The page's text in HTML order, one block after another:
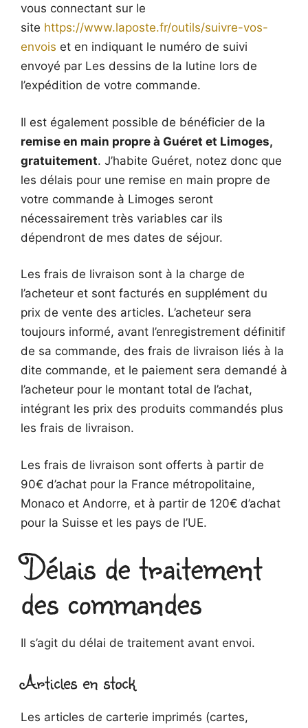
vous connectant sur le
site https://www.laposte.fr/outils/suivre-vos-
envois et en indiquant le numéro de suivi
envoyé par Les dessins de la lutine lors de
l’expédition de votre commande.
Il est également possible de bénéficier de la
remise en main propre à Guéret et Limoges,
gratuitement. J’habite Guéret, notez donc que
les délais pour une remise en main propre de
votre commande à Limoges seront
nécessairement très variables car ils
dépendront de mes dates de séjour.
Les frais de livraison sont à la charge de
l’acheteur et sont facturés en supplément du
prix de vente des articles. L’acheteur sera
toujours informé, avant l’enregistrement définitif
de sa commande, des frais de livraison liés à la
dite commande, et le paiement sera demandé à
l’acheteur pour le montant total de l’achat,
intégrant les prix des produits commandés plus
les frais de livraison.
Les frais de livraison sont offerts à partir de
90€ d’achat pour la France métropolitaine,
Monaco et Andorre, et à partir de 120€ d’achat
pour la Suisse et les pays de l’UE.
Délais de traitement
des commandes
Il s’agit du délai de traitement avant envoi.
Articles en stock
Les articles de carterie imprimés (cartes,